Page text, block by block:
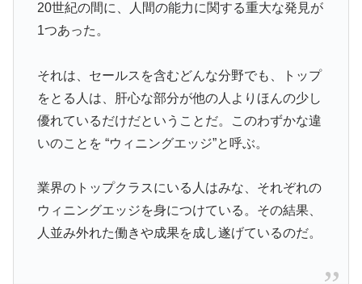
20世紀の間に、人間の能力に関する重大な発見が
1つあった。
それは、セールスを含むどんな分野でも、トップ
をとる人は、肝心な部分が他の人よりほんの少し
優れているだけだということだ。このわずかな違
いのことを “ウィニングエッジ”と呼ぶ。
業界のトップクラスにいる人はみな、それぞれの
ウィニングエッジを身につけている。その結果、
人並み外れた働きや成果を成し遂げているのだ。